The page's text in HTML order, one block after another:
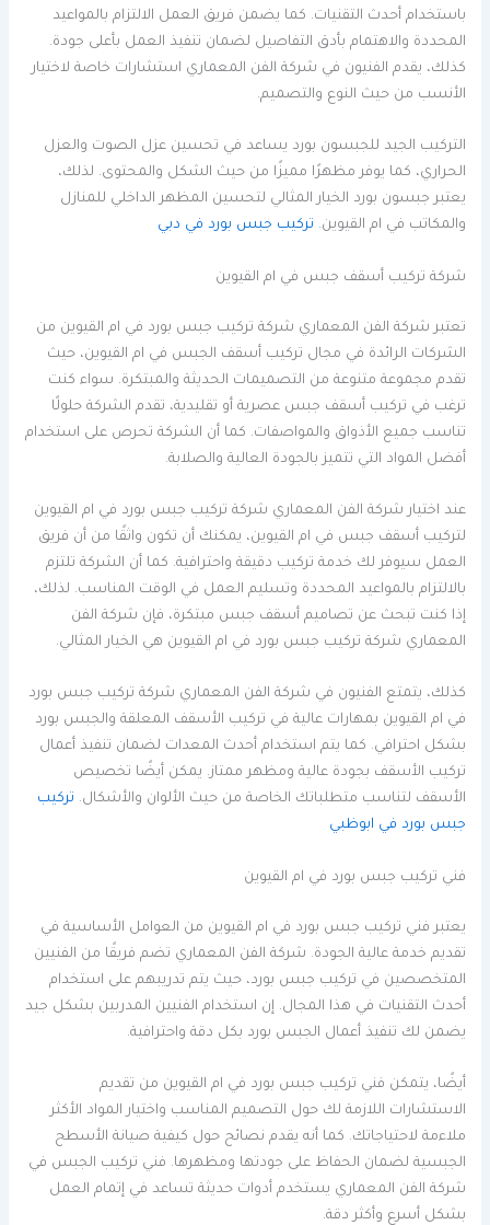
باستخدام أحدث التقنيات. كما يضمن فريق العمل الالتزام بالمواعيد
المحددة والاهتمام بأدق التفاصيل لضمان تنفيذ العمل بأعلى جودة.
كذلك، يقدم الفنيون في شركة الفن المعماري استشارات خاصة لاختيار
الأنسب من حيث النوع والتصميم.
التركيب الجيد للجبسون بورد يساعد في تحسين عزل الصوت والعزل
الحراري، كما يوفر مظهرًا مميزًا من حيث الشكل والمحتوى. لذلك،
يعتبر جبسون بورد الخيار المثالي لتحسين المظهر الداخلي للمنازل
والمكاتب في ام القيوين. تركيب جبس بورد في دبي
شركة تركيب أسقف جبس في ام القيوين
تعتبر شركة الفن المعماري شركة تركيب جبس بورد في ام القيوين من
الشركات الرائدة في مجال تركيب أسقف الجبس في ام القيوين، حيث
تقدم مجموعة متنوعة من التصميمات الحديثة والمبتكرة. سواء كنت
ترغب في تركيب أسقف جبس عصرية أو تقليدية، تقدم الشركة حلولًا
تناسب جميع الأذواق والمواصفات. كما أن الشركة تحرص على استخدام
أفضل المواد التي تتميز بالجودة العالية والصلابة.
عند اختيار شركة الفن المعماري شركة تركيب جبس بورد في ام القيوين
لتركيب أسقف جبس في ام القيوين، يمكنك أن تكون واثقًا من أن فريق
العمل سيوفر لك خدمة تركيب دقيقة واحترافية. كما أن الشركة تلتزم
بالالتزام بالمواعيد المحددة وتسليم العمل في الوقت المناسب. لذلك،
إذا كنت تبحث عن تصاميم أسقف جبس مبتكرة، فإن شركة الفن
المعماري شركة تركيب جبس بورد في ام القيوين هي الخيار المثالي.
كذلك، يتمتع الفنيون في شركة الفن المعماري شركة تركيب جبس بورد
في ام القيوين بمهارات عالية في تركيب الأسقف المعلقة والجبس بورد
بشكل احترافي. كما يتم استخدام أحدث المعدات لضمان تنفيذ أعمال
تركيب الأسقف بجودة عالية ومظهر ممتاز. يمكن أيضًا تخصيص
الأسقف لتناسب متطلباتك الخاصة من حيث الألوان والأشكال. تركيب
جبس بورد في ابوظبي
فني تركيب جبس بورد في ام القيوين
يعتبر فني تركيب جبس بورد في ام القيوين من العوامل الأساسية في
تقديم خدمة عالية الجودة. شركة الفن المعماري تضم فريقًا من الفنيين
المتخصصين في تركيب جبس بورد، حيث يتم تدريبهم على استخدام
أحدث التقنيات في هذا المجال. إن استخدام الفنيين المدربين بشكل جيد
يضمن لك تنفيذ أعمال الجبس بورد بكل دقة واحترافية.
أيضًا، يتمكن فني تركيب جبس بورد في ام القيوين من تقديم
الاستشارات اللازمة لك حول التصميم المناسب واختيار المواد الأكثر
ملاءمة لاحتياجاتك. كما أنه يقدم نصائح حول كيفية صيانة الأسطح
الجبسية لضمان الحفاظ على جودتها ومظهرها. فني تركيب الجبس في
شركة الفن المعماري يستخدم أدوات حديثة تساعد في إتمام العمل
بشكل أسرع وأكثر دقة.